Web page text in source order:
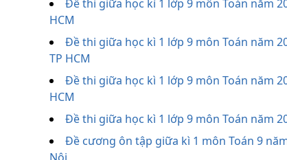
Đề thi giữa học kì 1 lớp 9 môn Toán năm
HCM
Đề thi giữa học kì 1 lớp 9 môn Toán năm
TP HCM
Đề thi giữa học kì 1 lớp 9 môn Toán năm
HCM
Đề thi giữa học kì 1 lớp 9 môn Toán năm
Đề cương ôn tập giữa kì 1 môn Toán 9